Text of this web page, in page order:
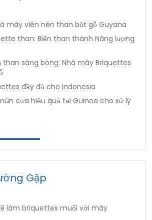
máy viên nén than bột gỗ Guyana
than: Biến than thành Năng lượng
than sáng bóng: Nhà máy Briquettes
đầy đủ cho Indonesia
cưa hiệu quả tại Guinea cho xử lý
Gặp
làm briquettes muối với máy